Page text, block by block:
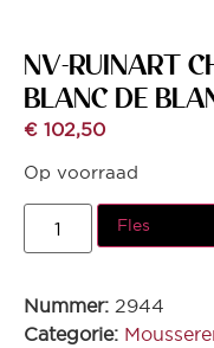
NV-RUINART
BLANC DE
€ 102,50
Op voorraad
Fles
Nummer: 2944
Categorie: